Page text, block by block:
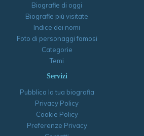
Biografie di oggi
Biografie più visitate
Indice dei nomi
Foto di personaggi famosi
Categorie
Temi
Servizi
Pubblica la tua biografia
Privacy Policy
Cookie Policy
Preferenze Privacy